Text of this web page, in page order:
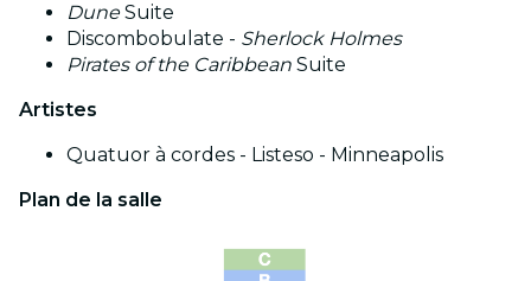
DuneSuite
Discombobulate - Sherlock Holmes
Pirates of the Caribbean Suite
Artistes
Quatuor à cordes - Listeso - Minneapolis
Plan de la salle